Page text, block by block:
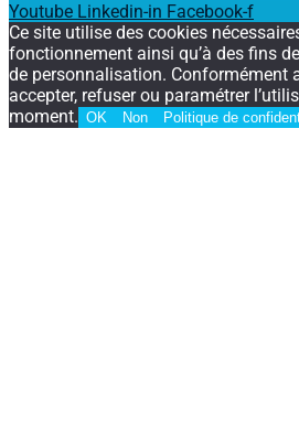
Youtube Linkedin-in Facebook-f
Ce site utilise des cookies
fonctionnement ainsi qu’à des fins
de personnalisation. Conformément
accepter, refuser ou paramétrer
moment. OK Non Politique de